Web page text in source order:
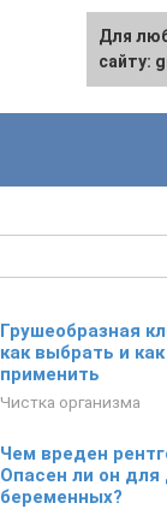
Грушеобразная
как выбрать и как
применить
Чистка организма
Чем вреден
Опасен ли он для
беременных?
Для
сайту: